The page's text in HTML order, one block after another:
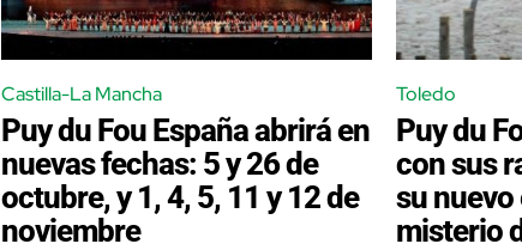
Castilla-La Mancha
Puy du Fou España abrirá en
nuevas fechas: 5 y 26 de
octubre, y 1, 4, 5, 11 y 12 de
noviembre
Toledo
Puy du
con sus
su nuevo
misterio